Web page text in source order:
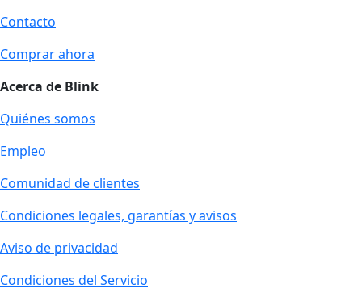
Contacto
Comprar ahora
Acerca de Blink
Quiénes somos
Empleo
Comunidad de clientes
Condiciones legales, garantías y avisos
Aviso de privacidad
Condiciones del Servicio